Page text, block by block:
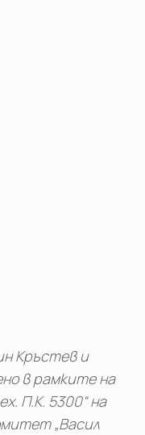
Кръстев и
в рамките на
П.К. 5300“ на
„Васил